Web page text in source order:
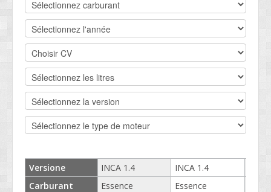
SERVICE CLIENTS
CONDITIONS
Versione
Carburant
INCA 1.4
Essence
INCA 1.4
Essence